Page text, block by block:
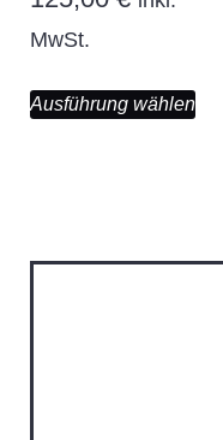
MwSt.
Ausführung wählen